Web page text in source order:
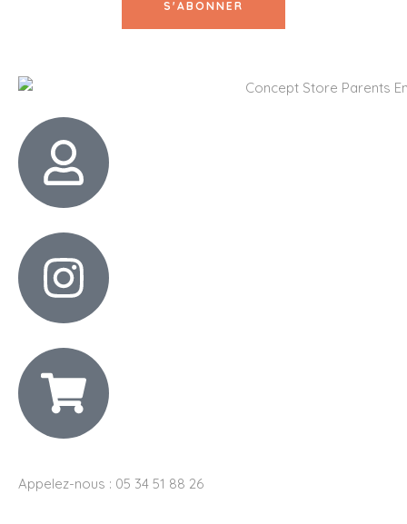
Appelez-nous : 05 34 51 88 26